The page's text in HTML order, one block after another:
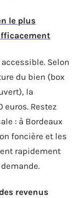
le plus
Selon
du bien (box
la
euros. Restez
: à Bordeaux
foncière et les
rapidement
revenus